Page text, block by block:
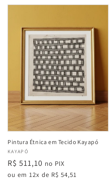
Pintura Étnica em Tecido Kayapó
Fabricante:
KAYAPÓ
Preço
normal
R$ 511,10 no PIX
ou em 12x de R$ 54,51